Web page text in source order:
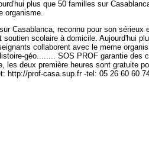
plus que 50 familles sur
organisme.
Casablanca, reconnu pour son
scolaire à domicile. Aujourd'hui
collaborent avec le meme
géo........ SOS PROF garantie des
deux première heures sont gratuite
http://prof-casa.sup.fr -tel: 05 26 60 60